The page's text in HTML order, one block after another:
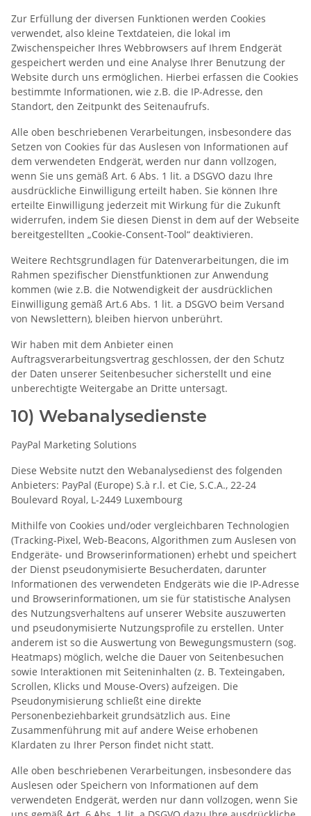
Zur Erfüllung der diversen Funktionen werden Cookies
verwendet, also kleine Textdateien, die lokal im
Zwischenspeicher Ihres Webbrowsers auf Ihrem Endgerät
gespeichert werden und eine Analyse Ihrer Benutzung der
Website durch uns ermöglichen. Hierbei erfassen die Cookies
bestimmte Informationen, wie z.B. die IP-Adresse, den
Standort, den Zeitpunkt des Seitenaufrufs.
Alle oben beschriebenen Verarbeitungen, insbesondere das
Setzen von Cookies für das Auslesen von Informationen auf
dem verwendeten Endgerät, werden nur dann vollzogen,
wenn Sie uns gemäß Art. 6 Abs. 1 lit. a DSGVO dazu Ihre
ausdrückliche Einwilligung erteilt haben. Sie können Ihre
erteilte Einwilligung jederzeit mit Wirkung für die Zukunft
widerrufen, indem Sie diesen Dienst in dem auf der Webseite
bereitgestellten „Cookie-Consent-Tool“ deaktivieren.
Weitere Rechtsgrundlagen für Datenverarbeitungen, die im
Rahmen spezifischer Dienstfunktionen zur Anwendung
kommen (wie z.B. die Notwendigkeit der ausdrücklichen
Einwilligung gemäß Art.6 Abs. 1 lit. a DSGVO beim Versand
von Newslettern), bleiben hiervon unberührt.
Wir haben mit dem Anbieter einen
Auftragsverarbeitungsvertrag geschlossen, der den Schutz
der Daten unserer Seitenbesucher sicherstellt und eine
unberechtigte Weitergabe an Dritte untersagt.
10) Webanalysedienste
PayPal Marketing Solutions
Diese Website nutzt den Webanalysedienst des folgenden
Anbieters: PayPal (Europe) S.à r.l. et Cie, S.C.A., 22-24
Boulevard Royal, L-2449 Luxembourg
Mithilfe von Cookies und/oder vergleichbaren Technologien
(Tracking-Pixel, Web-Beacons, Algorithmen zum Auslesen von
Endgeräte- und Browserinformationen) erhebt und speichert
der Dienst pseudonymisierte Besucherdaten, darunter
Informationen des verwendeten Endgeräts wie die IP-Adresse
und Browserinformationen, um sie für statistische Analysen
des Nutzungsverhaltens auf unserer Website auszuwerten
und pseudonymisierte Nutzungsprofile zu erstellen. Unter
anderem ist so die Auswertung von Bewegungsmustern (sog.
Heatmaps) möglich, welche die Dauer von Seitenbesuchen
sowie Interaktionen mit Seiteninhalten (z. B. Texteingaben,
Scrollen, Klicks und Mouse-Overs) aufzeigen. Die
Pseudonymisierung schließt eine direkte
Personenbeziehbarkeit grundsätzlich aus. Eine
Zusammenführung mit auf andere Weise erhobenen
Klardaten zu Ihrer Person findet nicht statt.
Alle oben beschriebenen Verarbeitungen, insbesondere das
Auslesen oder Speichern von Informationen auf dem
verwendeten Endgerät, werden nur dann vollzogen, wenn Sie